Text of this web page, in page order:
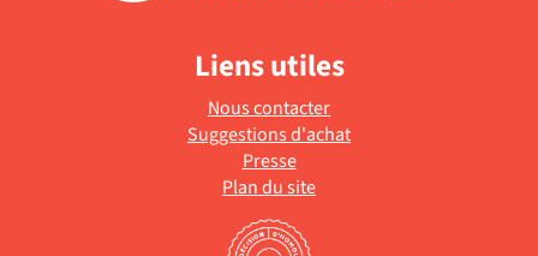
Liens utiles
Nous contacter
Suggestions d'achat
Presse
Plan du site